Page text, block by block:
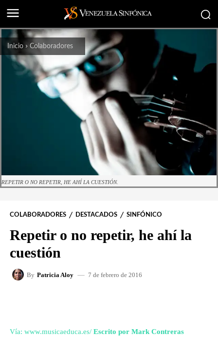
Inicio Colaboradores
REPETIR O NO REPETIR, HE AHÍ LA CUESTIÓN.
COLABORADORES DESTACADOS SINFÓNICO
Repetir o no repetir, he ahí la
cuestión
By Patricia Aloy 7 de febrero de 2016
Vía: www.musicaeduca.es/ Escrito por Mark Contreras